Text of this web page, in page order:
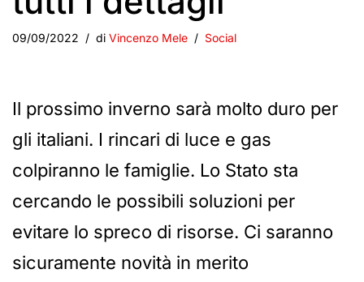
09/09/2022 di Vincenzo Mele Social
Il prossimo inverno sarà molto duro per
gli italiani. I rincari di luce e gas
colpiranno le famiglie. Lo Stato sta
cercando le possibili soluzioni per
evitare lo spreco di risorse. Ci saranno
sicuramente novità in merito